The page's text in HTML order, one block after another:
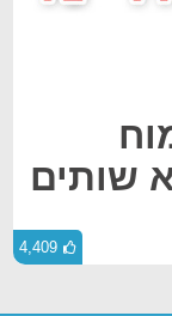
שותים
4,409